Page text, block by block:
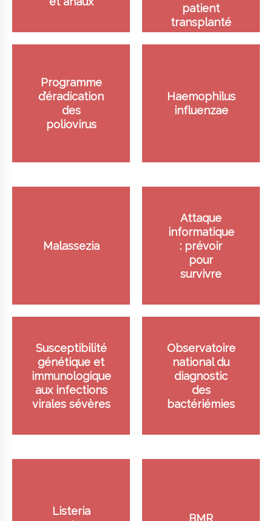
patient
transplanté
Programme
d’éradication
des
poliovirus
Haemophilus
influenzae
Malassezia
Attaque
informatique
: prévoir
pour
survivre
Susceptibilité
génétique et
immunologique
aux infections
virales sévères
Observatoire
national du
diagnostic
des
bactériémies
Listeria
BMR